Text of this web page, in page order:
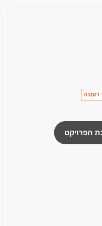
רעננה
הפרויקט